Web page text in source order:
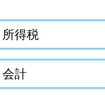
所得税
会計